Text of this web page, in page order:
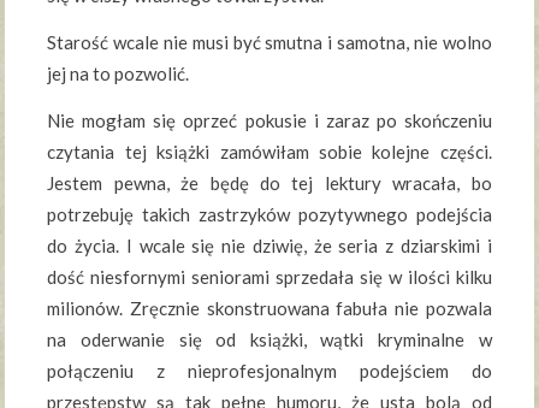
Starość wcale nie musi być smutna i samotna, nie wolno
jej na to pozwolić.
Nie mogłam się oprzeć pokusie i zaraz po skończeniu
czytania tej książki zamówiłam sobie kolejne części.
Jestem pewna, że będę do tej lektury wracała, bo
potrzebuję takich zastrzyków pozytywnego podejścia
do życia. I wcale się nie dziwię, że seria z dziarskimi i
dość niesfornymi seniorami sprzedała się w ilości kilku
milionów. Zręcznie skonstruowana fabuła nie pozwala
na oderwanie się od książki, wątki kryminalne w
połączeniu z nieprofesjonalnym podejściem do
przestępstw są tak pełne humoru, że usta bolą od